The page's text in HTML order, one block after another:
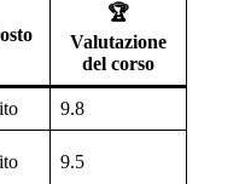
🏆
Valutazione
del corso
9.8
9.5